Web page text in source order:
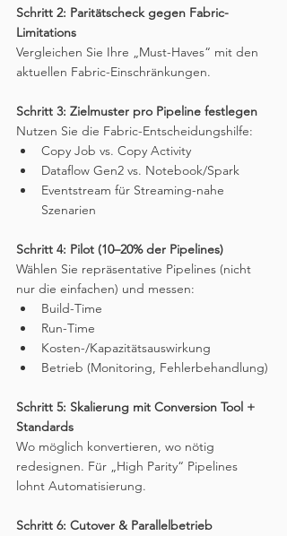
Schritt 2: Paritätscheck gegen Fabric-
Limitations
Vergleichen Sie Ihre „Must-Haves“ mit den
aktuellen Fabric-Einschränkungen.
Schritt 3: Zielmuster pro Pipeline festlegen
Nutzen Sie die Fabric-Entscheidungshilfe:
Copy Job vs. Copy Activity
Dataflow Gen2 vs. Notebook/Spark
Eventstream für Streaming-nahe
Szenarien
Schritt 4: Pilot (10–20% der Pipelines)
Wählen Sie repräsentative Pipelines (nicht
nur die einfachen) und messen:
Build-Time
Run-Time
Kosten-/Kapazitätsauswirkung
Betrieb (Monitoring, Fehlerbehandlung)
Schritt 5: Skalierung mit Conversion Tool +
Standards
Wo möglich konvertieren, wo nötig
redesignen. Für „High Parity“ Pipelines
lohnt Automatisierung.
Schritt 6: Cutover & Parallelbetrieb